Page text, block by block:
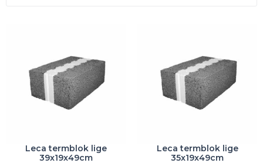
Leca termblok lige
39x19x49cm
39x19x49cm
antal
Leca termblok lige
35x19x49cm
35x19x49cm
antal